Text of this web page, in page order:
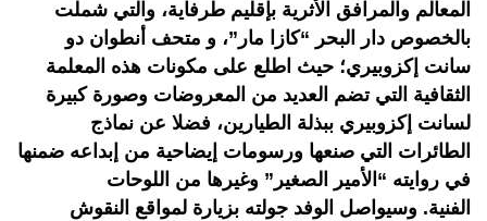
المعالم والمرافق الأثرية بإقليم طرفاية، والتي شملت
بالخصوص دار البحر “كازا مار”، و متحف أنطوان دو
سانت إكزوبيري؛ حيث اطلع على مكونات هذه المعلمة
الثقافية التي تضم العديد من المعروضات وصورة كبيرة
لسانت إكزوبيري ببذلة الطيارين، فضلا عن نماذج
الطائرات التي صنعها ورسومات إيضاحية من إبداعه ضمنها
في روايته “الأمير الصغير” وغيرها من اللوحات
الفنية. وسيواصل الوفد جولته بزيارة لمواقع النقوش